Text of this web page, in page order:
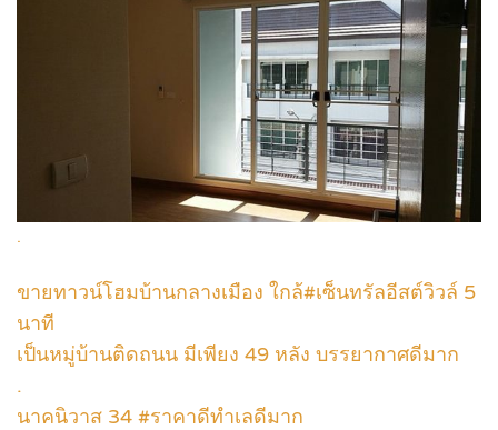
.
ขายทาวน์โฮมบ้านกลางเมือง ใกล้#เซ็นทรัลอีสต์วิวล์ 5
นาที
เป็นหมู่บ้านติดถนน มีเพียง 49 หลัง บรรยากาศดีมาก
.
นาคนิวาส 34 #ราคาดีทำเลดีมาก